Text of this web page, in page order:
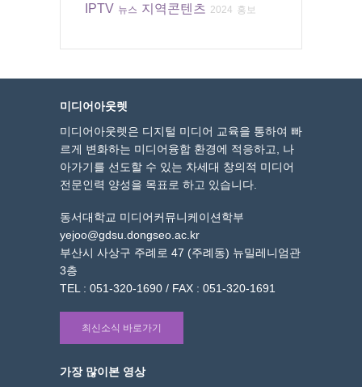
IPTV 뉴스 지역콘텐츠 2024 홍보
미디어아웃렛
미디어아웃렛은 디지털 미디어 교육을 통하여 빠
르게 변화하는 미디어융합 환경에 적응하고, 나
아가기를 선도할 수 있는 차세대 창의적 미디어
전문인력 양성을 목표로 하고 있습니다.
동서대학교 미디어커뮤니케이션학부
yejoo@gdsu.dongseo.ac.kr
부산시 사상구 주례로 47 (주례동) 뉴밀레니엄관
3층
TEL : 051-320-1690 / FAX : 051-320-1691
최신소식 바로가기
가장 많이본 영상